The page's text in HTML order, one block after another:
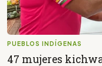
PUEBLOS INDÍGENAS
47 mujeres